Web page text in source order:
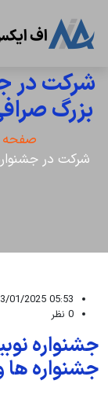
شرکت در
بزرگ صرافی
صفحه
شرکت در
05:53 23/01/2025 -
0 نظر
جشنواره
جشنواره ها